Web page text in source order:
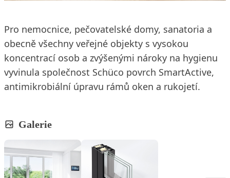
Pro nemocnice, pečovatelské domy, sanatoria a
obecně všechny veřejné objekty s vysokou
koncentrací osob a zvýšenými nároky na hygienu
vyvinula společnost Schüco povrch SmartActive,
antimikrobiální úpravu rámů oken a rukojetí.
Galerie